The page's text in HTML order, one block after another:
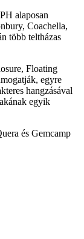
alaposan
Coachella,
több teltházas
Floating
egyre
hangzásával
egyik
és Gemcamp